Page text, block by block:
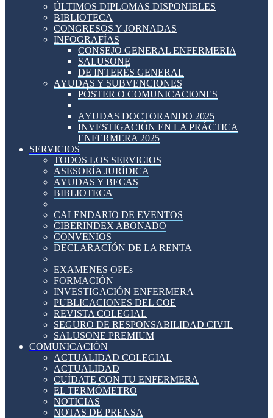
ÚLTIMOS DIPLOMAS DISPONIBLES
BIBLIOTECA
CONGRESOS Y JORNADAS
INFOGRAFÍAS
CONSEJO GENERAL ENFERMERIA
SALUSONE
DE INTERÉS GENERAL
AYUDAS Y SUBVENCIONES
PÓSTER O COMUNICACIONES
AYUDAS DOCTORANDO 2025
INVESTIGACIÓN EN LA PRÁCTICA
ENFERMERA 2025
SERVICIOS
TODOS LOS SERVICIOS
ASESORÍA JURÍDICA
AYUDAS Y BECAS
BIBLIOTECA
CALENDARIO DE EVENTOS
CIBERINDEX ABONADO
CONVENIOS
DECLARACIÓN DE LA RENTA
EXAMENES OPEs
FORMACIÓN
INVESTIGACIÓN ENFERMERA
PUBLICACIONES DEL COE
REVISTA COLEGIAL
SEGURO DE RESPONSABILIDAD CIVIL
SALUSONE PREMIUM
COMUNICACIÓN
ACTUALIDAD COLEGIAL
ACTUALIDAD
CUÍDATE CON TU ENFERMERA
EL TERMÓMETRO
NOTICIAS
NOTAS DE PRENSA